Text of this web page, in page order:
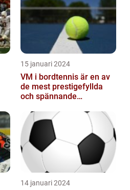
15 januari 2024
VM i bordtennis är en av
de mest prestigefyllda
och spännande
sporten varje år
14 januari 2024